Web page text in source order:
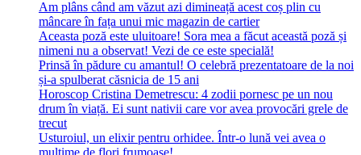
Am plâns când am văzut azi dimineață acest coș plin cu
mâncare în fața unui mic magazin de cartier
Aceasta poză este uluitoare! Sora mea a făcut această poză și
nimeni nu a observat! Vezi de ce este specială!
Prinsă în pădure cu amantul! O celebră prezentatoare de la noi
și-a spulberat căsnicia de 15 ani
Horoscop Cristina Demetrescu: 4 zodii pornesc pe un nou
drum în viață. Ei sunt nativii care vor avea provocări grele de
trecut
Usturoiul, un elixir pentru orhidee. Într-o lună vei avea o